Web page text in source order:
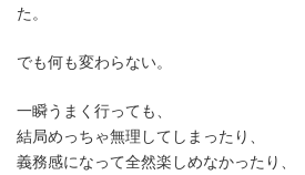
た。
でも何も変わらない。
一瞬うまく行っても、
結局めっちゃ無理してしまったり、
義務感になって全然楽しめなかったり、